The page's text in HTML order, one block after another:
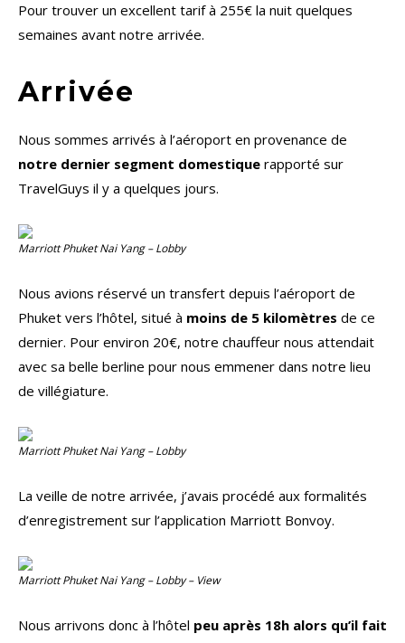
Pour trouver un excellent tarif à 255€ la nuit quelques
semaines avant notre arrivée.
Arrivée
Nous sommes arrivés à l’aéroport en provenance de
notre dernier segment domestique rapporté sur
TravelGuys il y a quelques jours.
Marriott Phuket Nai Yang – Lobby
Nous avions réservé un transfert depuis l’aéroport de
Phuket vers l’hôtel, situé à moins de 5 kilomètres de ce
dernier. Pour environ 20€, notre chauffeur nous attendait
avec sa belle berline pour nous emmener dans notre lieu
de villégiature.
Marriott Phuket Nai Yang – Lobby
La veille de notre arrivée, j’avais procédé aux formalités
d’enregistrement sur l’application Marriott Bonvoy.
Marriott Phuket Nai Yang – Lobby – View
Nous arrivons donc à l’hôtel peu après 18h alors qu’il fait